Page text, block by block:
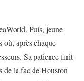
Puis, jeune
où, après chaque
Sa patience finit
de la fac de Houston